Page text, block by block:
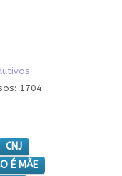
1704
CNJ
É MÃE